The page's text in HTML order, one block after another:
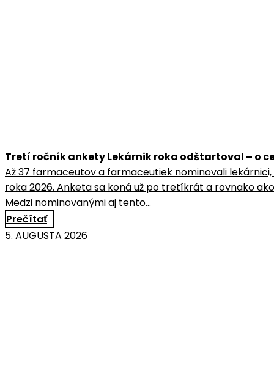
Tretí ročník ankety Lekárnik roka odštartoval – o
Až 37 farmaceutov a farmaceutiek nominovali
roka 2026. Anketa sa koná už po tretíkrát a rovnako
Medzi nominovanými aj tento…
Prečítať
5. AUGUSTA 2026